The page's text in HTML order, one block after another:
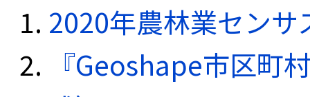
2020年農林業セン
『Geoshape市区町